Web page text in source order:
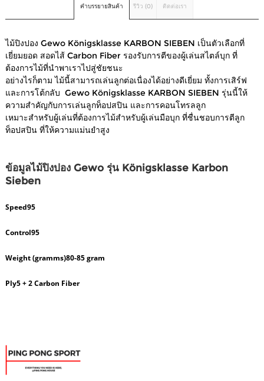
คำบรรยายสินค้า รีวิว (0) ติดต่อเรา
ไม้ปิงปอง Gewo Königsklasse KARBON SIEBEN เป็นตัวเลือกที่
เยี่ยมยอด สอดไส้ Carbon Fiber รองรับการตีของผู้เล่นสไตล์บุก ที่
ต้องการไม้ที่นำพาเราไปสู่ชัยชนะ
อย่างไรก็ตาม ไม้นี้สามารถเล่นลูกต่อเนื่องได้อย่างดีเยี่ยม ทั้งการเสิร์ฟ
และการโต้กลับ Gewo Königsklasse KARBON SIEBEN รุ่นนี้ให้
ความสำคัญกับการเล่นลูกท็อปสปิน และการคอนโทรลลูก
เหมาะสำหรับผู้เล่นที่ต้องการไม้สำหรับผู้เล่นมือบุก ที่ชื่นชอบการตีลูก
ท็อปสปิน ที่ให้ความแม่นยำสูง
ข้อมูลไม้ปิงปอง Gewo รุ่น Königsklasse Karbon
Sieben
Speed95
Control95
Weight (gramms)80-85 gram
Ply5 + 2 Carbon Fiber